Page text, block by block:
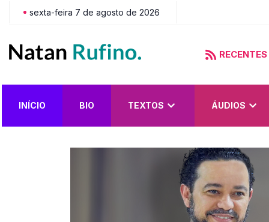
sexta-feira 7 de agosto de 2026
RECENTES
INÍCIO BIO TEXTOS ÁUDIOS